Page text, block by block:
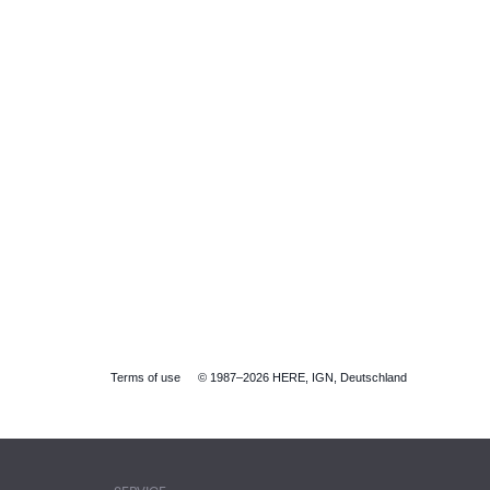
Terms of use © 1987–2026 HERE, IGN, Deutschland